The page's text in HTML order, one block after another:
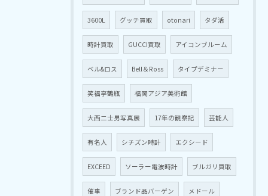
3600L グッチ買取 otonari タダ活
時計買取 GUCCI買取 アイコンブルーム
ベル&ロス Bell＆Ross タイプデミナー
笑福亭鶴瓶 福岡アジア美術館
大西二士男写真展 17年の観察記 芸能人
有名人 シチズン時計 エクシード
EXCEED ソーラー電波時計 ブルガリ買取
催事 ブランド品バーゲン メドール